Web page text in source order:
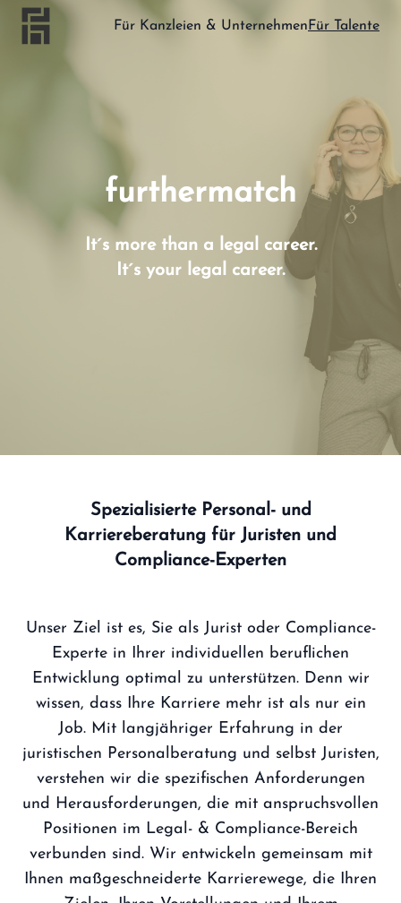
Für Kanzleien & Unternehmen Für Talente
furthermatch
It´s more than a legal career.
It´s your legal career.
Spezialisierte Personal- und
Karriereberatung für Juristen und
Compliance-Experten
Unser Ziel ist es, Sie als Jurist oder Compliance-
Experte in Ihrer individuellen beruflichen
Entwicklung optimal zu unterstützen. Denn wir
wissen, dass Ihre Karriere mehr ist als nur ein
Job. Mit langjähriger Erfahrung in der
juristischen Personalberatung und selbst Juristen,
verstehen wir die spezifischen Anforderungen
und Herausforderungen, die mit anspruchsvollen
Positionen im Legal- & Compliance-Bereich
verbunden sind. Wir entwickeln gemeinsam mit
Ihnen maßgeschneiderte Karrierewege, die Ihren